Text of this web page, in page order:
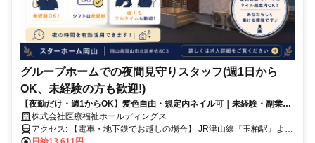
グループホームでの夜間見守りスタッフ(週1日から
OK、未経験の方も歓迎!)
【夜勤だけ・週1からOK】髪色自由・規定内ネイル可｜未経験・副業歓
迎｜研修ありで資格無しでも安心スタート｜夜間見守りスタッフ｜
株式会社医療福祉ホールディングス
アクセス: 【電車・地下鉄でお越しの場合】 JR津山線『玉柏駅』より